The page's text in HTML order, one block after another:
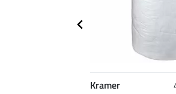
Kramer